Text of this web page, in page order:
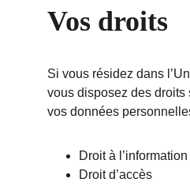
Vos droits
Si vous résidez dans
vous disposez des
vos données
Droit à l’information
Droit d’accès